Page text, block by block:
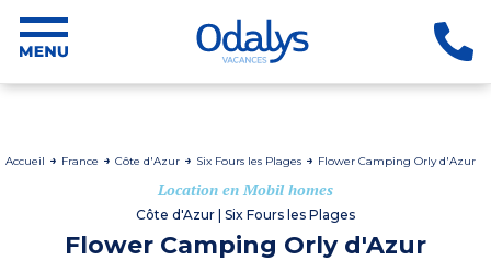
Accueil France Côte d'Azur Six Fours les Plages Flower Camping Orly d'Azur
Location en Mobil homes
Côte d'Azur | Six Fours les Plages
Flower Camping Orly d'Azur